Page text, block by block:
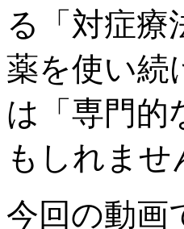
る「対症療
薬を使い続
は「専門的
もしれませ
今回の動画